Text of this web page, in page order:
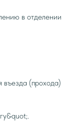
в отделении
въезда (прохода)